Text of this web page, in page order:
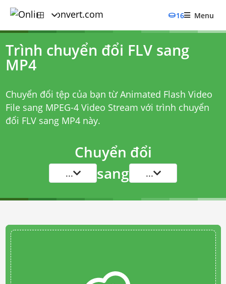
16 Menu
Trình chuyển đổi FLV sang
MP4
Chuyển đổi tệp của bạn từ Animated Flash Video
File sang MPEG-4 Video Stream với trình chuyển
đổi FLV sang MP4này.
Chuyển đổi
... sang ...